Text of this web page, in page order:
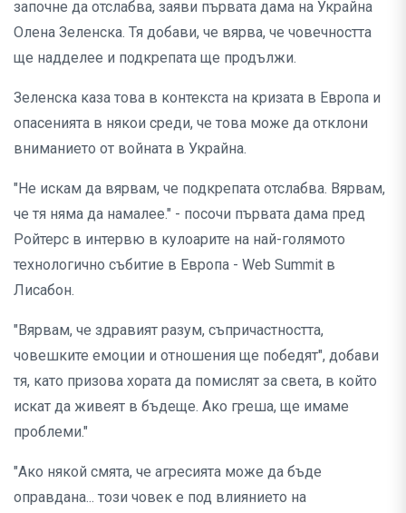
започне да отслабва, заяви първата дама на Украйна
Олена Зеленска. Тя добави, че вярва, че човечността
ще надделее и подкрепата ще продължи.
Зеленска каза това в контекста на кризата в Европа и
опасенията в някои среди, че това може да отклони
вниманието от войната в Украйна.
"Не искам да вярвам, че подкрепата отслабва. Вярвам,
че тя няма да намалее." - посочи първата дама пред
Ройтерс в интервю в кулоарите на най-голямото
технологично събитие в Европа - Web Summit в
Лисабон.
"Вярвам, че здравият разум, съпричастността,
човешките емоции и отношения ще победят", добави
тя, като призова хората да помислят за света, в който
искат да живеят в бъдеще. Ако греша, ще имаме
проблеми."
"Ако някой смята, че агресията може да бъде
оправдана... този човек е под влиянието на